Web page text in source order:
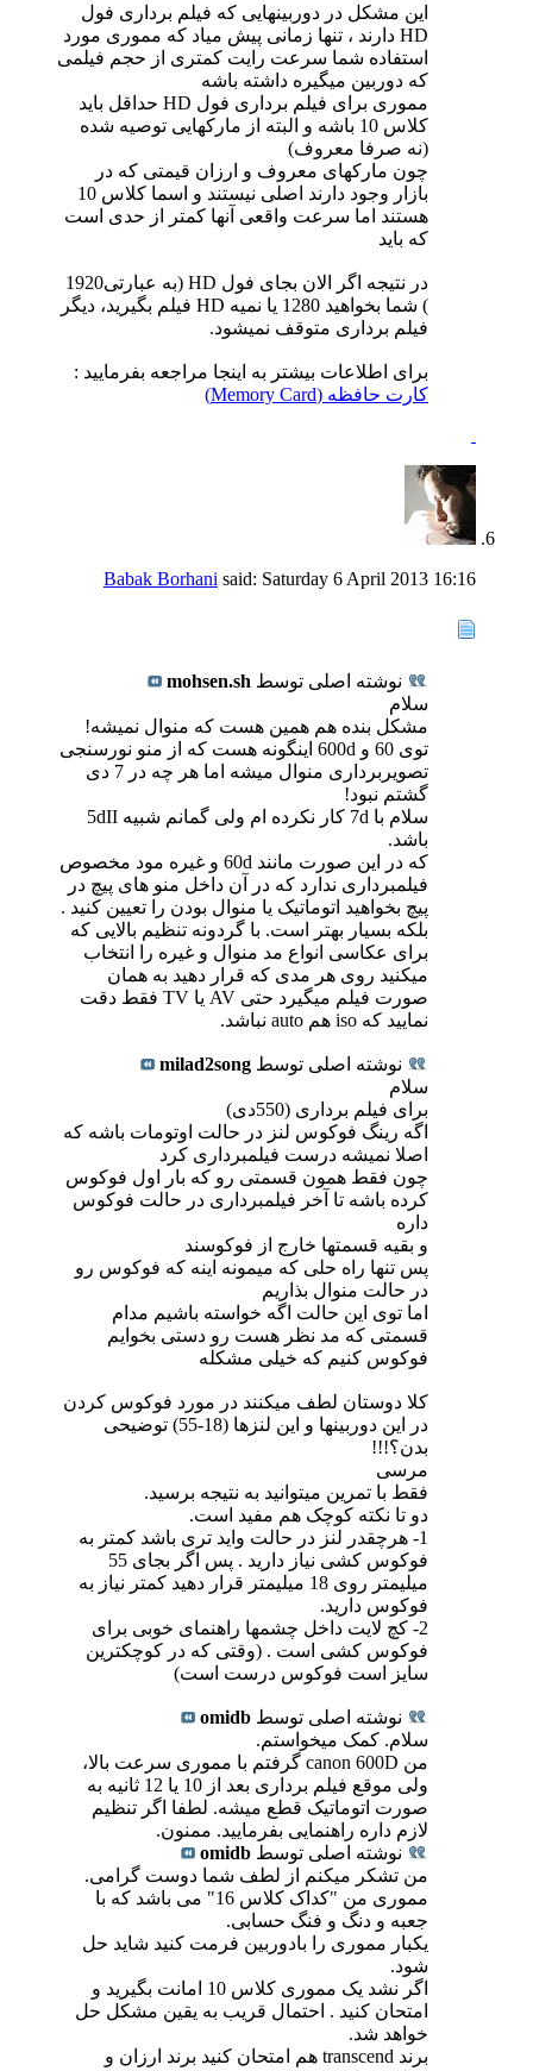
این مشکل در دوربینهایی که فیلم برداری فول
HD دارند ، تنها زمانی پیش میاد که مموری مورد
استفاده شما سرعت رایت کمتری از حجم فیلمی
که دوربین میگیره داشته باشه
مموری برای فیلم برداری فول HD حداقل باید
کلاس 10 باشه و البته از مارکهایی توصیه شده
(نه صرفا معروف)
چون مارکهای معروف و ارزان قیمتی که در
بازار وجود دارند اصلی نیستند و اسما کلاس 10
هستند اما سرعت واقعی آنها کمتر از حدی است
که باید
در نتیجه اگر الان بجای فول HD (به عبارتی1920
) شما بخواهید 1280 یا نمیه HD فیلم بگیرید، دیگر
فیلم برداری متوقف نمیشود.
برای اطلاعات بیشتر به اینجا مراجعه بفرمایید :
کارت حافظه (Memory Card)
Babak Borhani said: Saturday 6 April 2013 16:16
نوشته اصلی توسط mohsen.sh
سلام
مشکل بنده هم همین هست که منوال نمیشه!
توی 60 و 600d اینگونه هست که از منو نورسنجی
تصویربرداری منوال میشه اما هر چه در 7 دی
گشتم نبود!
سلام با 7d کار نکرده ام ولی گمانم شبیه 5dII
باشد.
که در این صورت مانند 60d و غیره مود مخصوص
فیلمبرداری ندارد که در آن داخل منو های پیچ در
پیچ بخواهید اتوماتیک یا منوال بودن را تعیین کنید .
بلکه بسیار بهتر است. با گردونه تنظیم بالایی که
برای عکاسی انواع مد منوال و غیره را انتخاب
میکنید روی هر مدی که قرار دهید به همان
صورت فیلم میگیرد حتی AV یا TV فقط دقت
نمایید که iso هم auto نباشد.
نوشته اصلی توسط milad2song
سلام
برای فیلم برداری (550دی)
اگه رینگ فوکوس لنز در حالت اوتومات باشه که
اصلا نمیشه درست فیلمبرداری کرد
چون فقط همون قسمتی رو که بار اول فوکوس
کرده باشه تا آخر فیلمبرداری در حالت فوکوس
داره
و بقیه قسمتها خارج از فوکوسند
پس تنها راه حلی که میمونه اینه که فوکوس رو
در حالت منوال بذاریم
اما توی این حالت اگه خواسته باشیم مدام
قسمتی که مد نظر هست رو دستی بخوایم
فوکوس کنیم که خیلی مشکله
کلا دوستان لطف میکنند در مورد فوکوس کردن
در این دوربینها و این لنزها (18-55) توضیحی
بدن؟!!!
مرسی
فقط با تمرین میتوانید به نتیجه برسید.
دو تا نکته کوچک هم مفید است.
1- هرچقدر لنز در حالت واید تری باشد کمتر به
فوکوس کشی نیاز دارید . پس اگر بجای 55
میلیمتر روی 18 میلیمتر قرار دهید کمتر نیاز به
فوکوس دارید.
2- کچ لایت داخل چشمها راهنمای خوبی برای
فوکوس کشی است . (وقتی که در کوچکترین
سایز است فوکوس درست است)
نوشته اصلی توسط omidb
سلام. کمک میخواستم.
من canon 600D گرفتم با مموری سرعت بالا،
ولی موقع فیلم برداری بعد از 10 یا 12 ثانیه به
صورت اتوماتیک قطع میشه. لطفا اگر تنظیم
لازم داره راهنمایی بفرمایید. ممنون.
نوشته اصلی توسط omidb
من تشکر میکنم از لطف شما دوست گرامی.
مموری من "کداک کلاس 16" می باشد که با
جعبه و دنگ و فنگ حسابی.
یکبار مموری را بادوربین فرمت کنید شاید حل
شود.
اگر نشد یک مموری کلاس 10 امانت بگیرید و
امتحان کنید . احتمال قریب به یقین مشکل حل
خواهد شد.
برند transcend هم امتحان کنید برند ارزان و